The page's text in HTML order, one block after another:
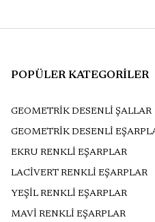
POPÜLER KATEGORİLER
GEOMETRİK DESENLİ ŞALLAR
GEOMETRİK DESENLİ
EKRU RENKLİ EŞARPLAR
LACİVERT RENKLİ EŞARPLAR
YEŞİL RENKLİ EŞARPLAR
MAVİ RENKLİ EŞARPLAR